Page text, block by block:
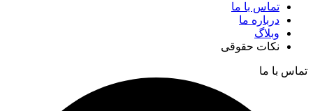
تماس با ما
درباره ما
وبلاگ
نکات حقوقی
تماس با ما